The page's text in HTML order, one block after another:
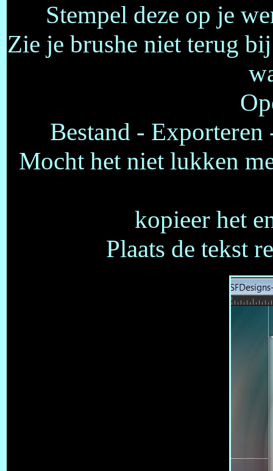
Stempel deze op je
Zie je brushe niet terug
Bestand - Exporteren
Mocht het niet lukken
kopieer het
Plaats de tekst